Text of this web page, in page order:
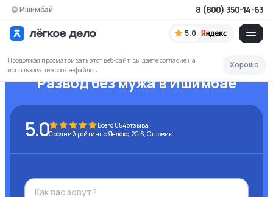
Ишимбай
5.0
8 (800) 350-14-63
Продолжая просматривать этот веб-сайт, вы даете согласие на
использование cookie-файлов
Хорошо
Развод без мужав Ишимбае
5.0 Всего 854отзыва
Средний рейтинг с Яндекс, 2GIS, Отзовик